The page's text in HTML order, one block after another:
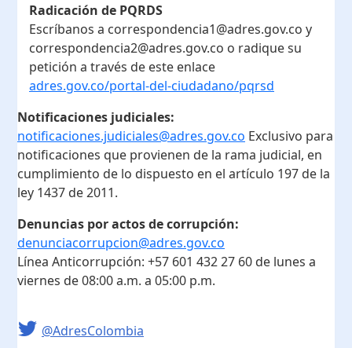
Radicación de PQRDS
Escríbanos a correspondencia1@adres.gov.co y
correspondencia2@adres.gov.co o radique su
petición a través de este enlace
adres.gov.co/portal-del-ciudadano/pqrsd
Notificaciones judiciales:
notificaciones.judiciales@adres.gov.co Exclusivo para
notificaciones que provienen de la rama judicial, en
cumplimiento de lo dispuesto en el artículo 197 de la
ley 1437 de 2011.
Denuncias por actos de corrupción:
denunciacorrupcion@adres.gov.co
Línea Anticorrupción: +57 601 432 27 60 de lunes a
viernes de 08:00 a.m. a 05:00 p.m.
@AdresColombia